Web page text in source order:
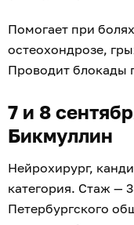
Помогает при
остеохондрозе,
Проводит блокады
7 и 8
Бикмуллин
Нейрохирург,
категория. Стаж —
Петербургского